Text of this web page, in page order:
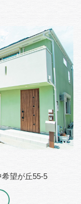
望が丘55-5